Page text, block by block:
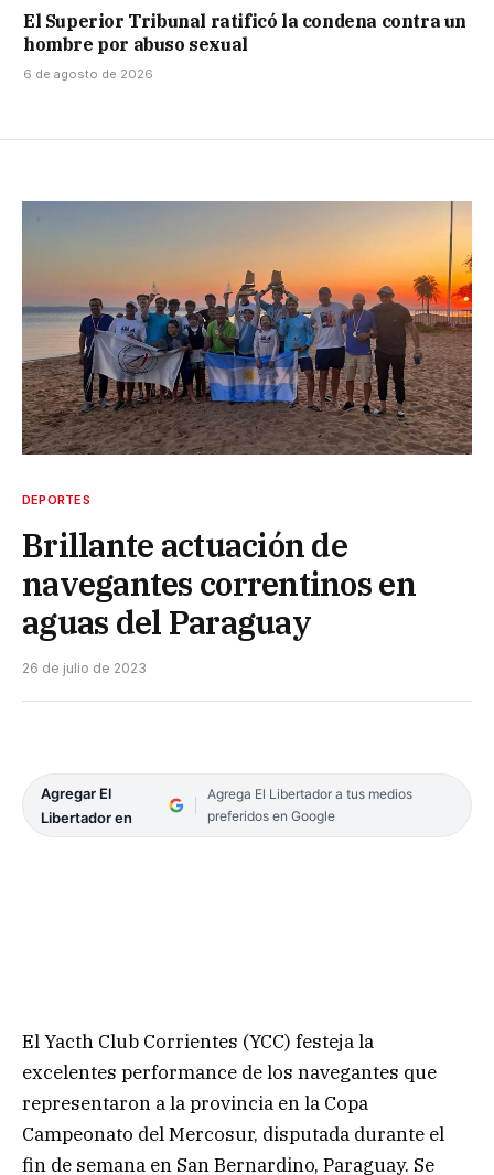
El Superior Tribunal ratificó la condena contra un
hombre por abuso sexual
6 de agosto de 2026
DEPORTES
Brillante actuación de
navegantes correntinos en
aguas del Paraguay
26 de julio de 2023
Agregar El
Libertador en
Agrega El Libertador a tus medios
preferidos en Google
El Yacth Club Corrientes (YCC) festeja la
excelentes performance de los navegantes que
representaron a la provincia en la Copa
Campeonato del Mercosur, disputada durante el
fin de semana en San Bernardino, Paraguay. Se